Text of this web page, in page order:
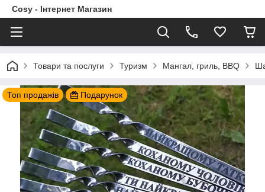
Cosy - Інтернет Магазин
Товари та послуги Туризм Мангал, гриль, BBQ
Топ продажів Подарунок